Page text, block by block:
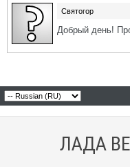
Святогор
Добрый день!
ЛАДА